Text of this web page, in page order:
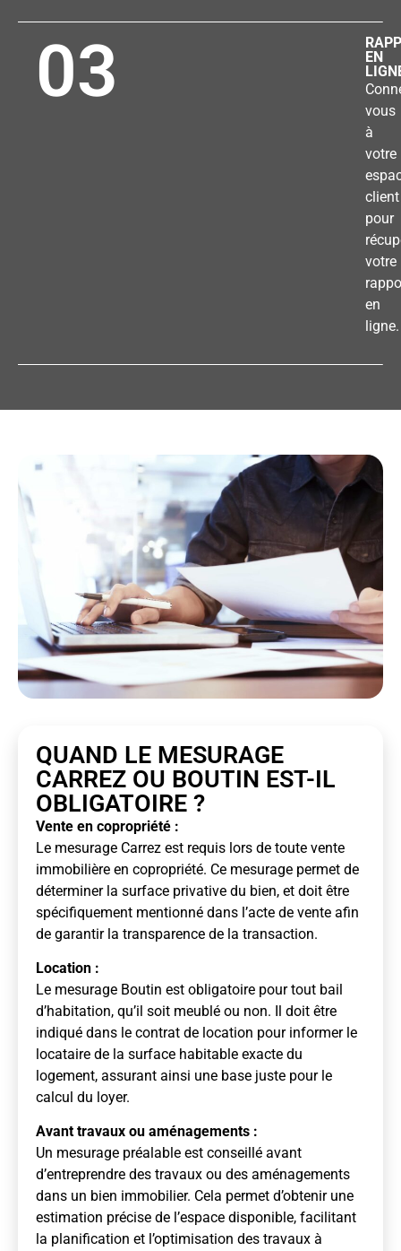
03
EN
vous
à
votre
client
pour
votre
en
ligne.
QUAND LE MESURAGE
CARREZ OU BOUTIN EST-IL
OBLIGATOIRE ?
Vente en copropriété :
Le mesurage Carrez est requis lors de toute vente
immobilière en copropriété. Ce mesurage permet de
déterminer la surface privative du bien, et doit être
spécifiquement mentionné dans l’acte de vente afin
de garantir la transparence de la transaction.
Location :
Le mesurage Boutin est obligatoire pour tout bail
d’habitation, qu’il soit meublé ou non. Il doit être
indiqué dans le contrat de location pour informer le
locataire de la surface habitable exacte du
logement, assurant ainsi une base juste pour le
calcul du loyer.
Avant travaux ou aménagements :
Un mesurage préalable est conseillé avant
d’entreprendre des travaux ou des aménagements
dans un bien immobilier. Cela permet d’obtenir une
estimation précise de l’espace disponible, facilitant
la planification et l’optimisation des travaux à